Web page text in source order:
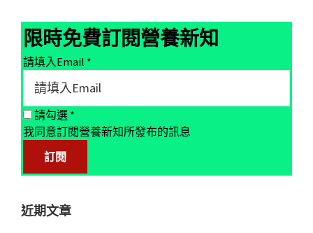
限時免費訂閱營養新知
請填入Email *
請勾選 *
我同意訂閱營養新知所發布的訊息
近期文章